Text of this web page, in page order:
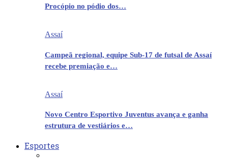
Procópio no pódio dos…
Assaí
Campeã regional, equipe Sub-17 de futsal de Assaí
recebe premiação e…
Assaí
Novo Centro Esportivo Juventus avança e ganha
estrutura de vestiários e…
Esportes